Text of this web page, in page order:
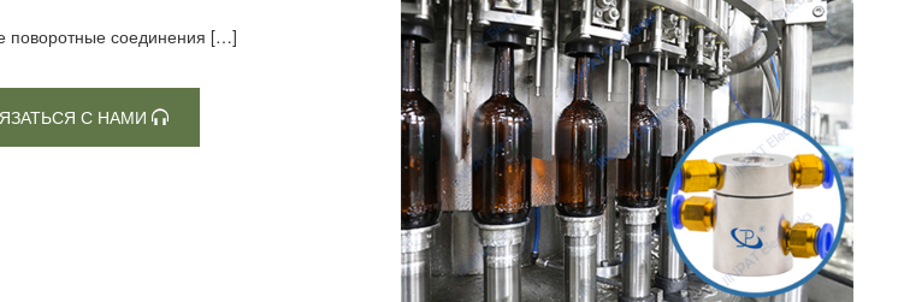
поворотные соединения […]
С НАМИ